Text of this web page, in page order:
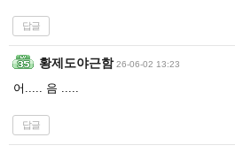
답글
황제도야근함 26-06-02 13:23
어..... 음 .....
답글